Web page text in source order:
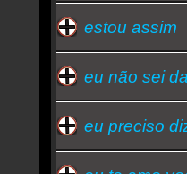
estou assim
eu não sei
eu preciso